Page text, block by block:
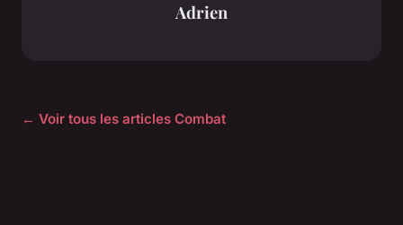
Adrien
← Voir tous les articles Combat